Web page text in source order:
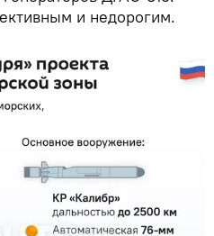
и недорогим.